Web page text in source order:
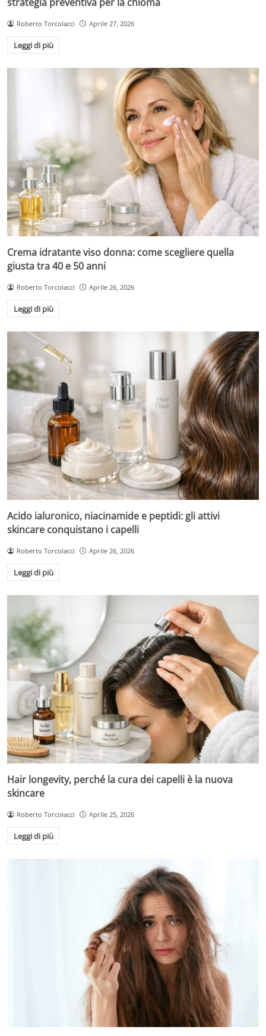
Roberto Torcolacci Aprile 27, 2026
Leggi di più
Crema idratante viso donna: come scegliere quella
giusta tra 40 e 50 anni
Roberto Torcolacci Aprile 26, 2026
Leggi di più
Acido ialuronico, niacinamide e peptidi: gli attivi
skincare conquistano i capelli
Roberto Torcolacci Aprile 26, 2026
Leggi di più
Hair longevity, perché la cura dei capelli è la nuova
skincare
Roberto Torcolacci Aprile 25, 2026
Leggi di più